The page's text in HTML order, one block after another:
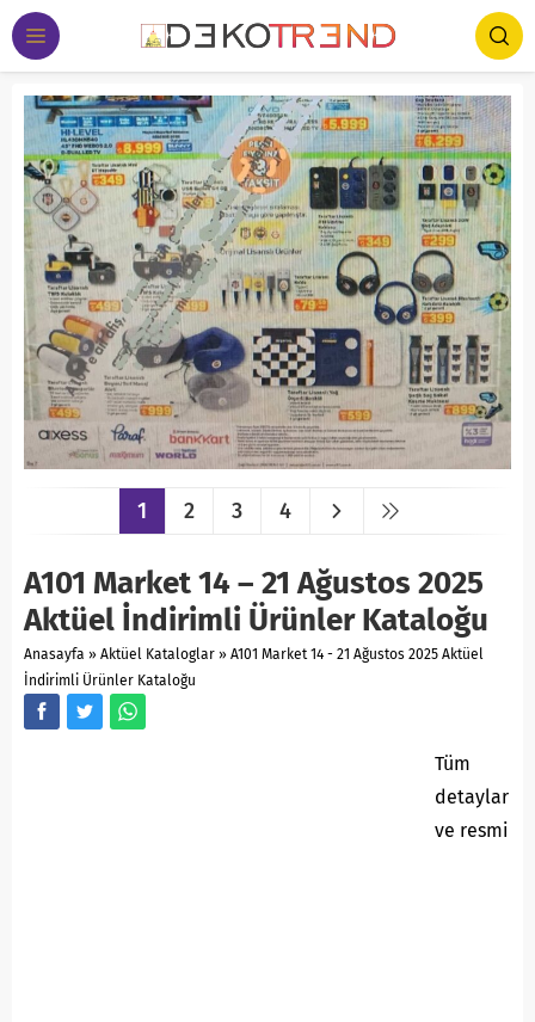
1 2 3 4
A101 Market 14 – 21 Ağustos 2025
Aktüel İndirimli Ürünler Kataloğu
Anasayfa » Aktüel Kataloglar » A101 Market 14 - 21 Ağustos 2025 Aktüel
İndirimli Ürünler Kataloğu
Tüm
detaylar
ve resmi